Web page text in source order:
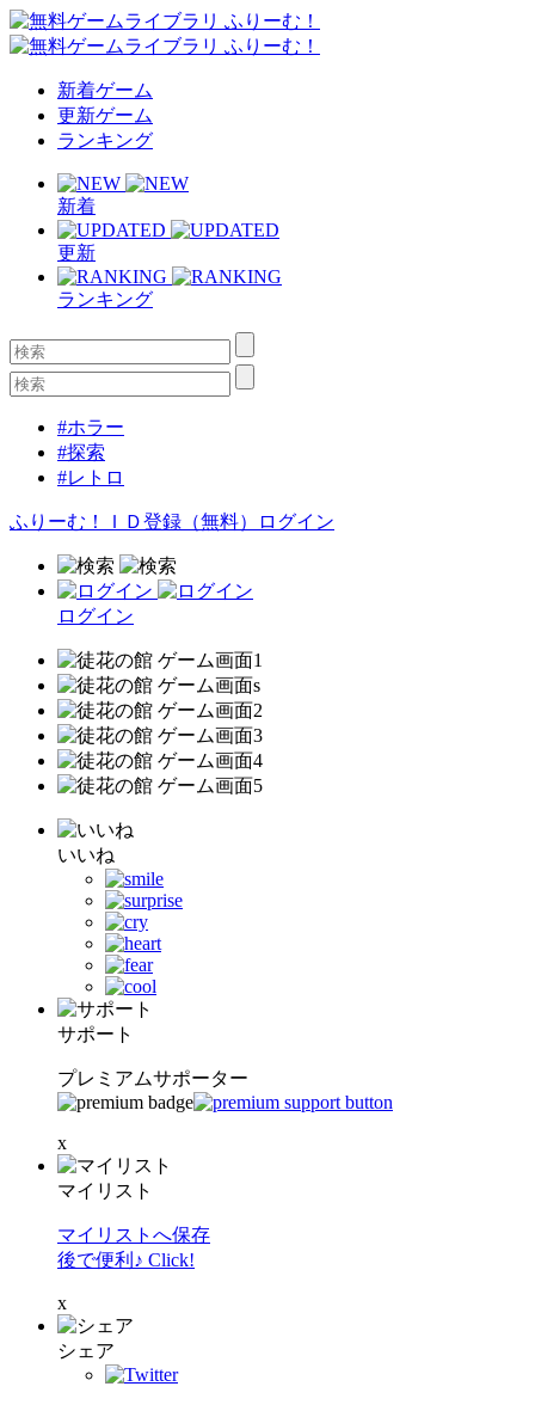
新着ゲーム
更新ゲーム
ランキング
新着
更新
ランキング
#ホラー
#探索
#レトロ
ふりーむ！ＩＤ登録（無料） ログイン
ログイン
いいね
サポート
プレミアムサポーター
x
マイリスト
マイリストへ保存
後で便利♪ Click!
x
シェア